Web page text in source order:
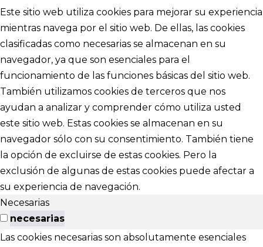
Este sitio web utiliza cookies para mejorar su experiencia
mientras navega por el sitio web. De ellas, las cookies
clasificadas como necesarias se almacenan en su
navegador, ya que son esenciales para el
funcionamiento de las funciones básicas del sitio web.
También utilizamos cookies de terceros que nos
ayudan a analizar y comprender cómo utiliza usted
este sitio web. Estas cookies se almacenan en su
navegador sólo con su consentimiento. También tiene
la opción de excluirse de estas cookies. Pero la
exclusión de algunas de estas cookies puede afectar a
su experiencia de navegación.
Necesarias
necesarias
Las cookies necesarias son absolutamente esenciales